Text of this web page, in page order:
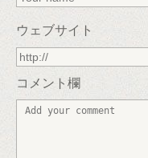
ウェブサイト
コメント欄